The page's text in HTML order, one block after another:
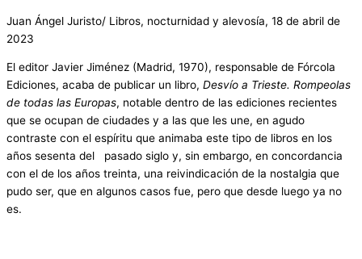
Juan Ángel Juristo/ Libros, nocturnidad y alevosía, 18 de abril de
2023
El editor Javier Jiménez (Madrid, 1970), responsable de Fórcola
Ediciones, acaba de publicar un libro, Desvío a Trieste. Rompeolas
de todas las Europas, notable dentro de las ediciones recientes
que se ocupan de ciudades y a las que les une, en agudo
contraste con el espíritu que animaba este tipo de libros en los
años sesenta del pasado siglo y, sin embargo, en concordancia
con el de los años treinta, una reivindicación de la nostalgia que
pudo ser, que en algunos casos fue, pero que desde luego ya no
es.